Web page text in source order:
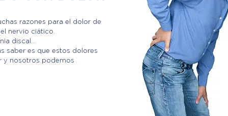
razones para el dolor de
nervio ciático.
discal...
saber es que estos dolores
y nosotros podemos